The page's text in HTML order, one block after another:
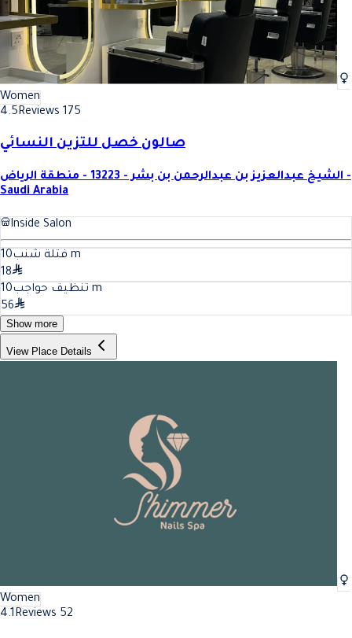
Women
4.5Reviews 175
صالون خصل للتزين النسائي
الشيخ عبدالعزيز بن عبدالرحمن بن بشر - 13223 - منطقة الرياض -
Saudi Arabia
Inside Salon
فتلة شنب10
m
18
تنظيف حواجب10
m
56
Show more
View Place Details
Women
4.1Reviews 52